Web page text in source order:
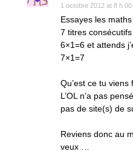
1 octobre 2012 at 8 h 00
Essayes les
7 titres
6×1=6 et attends
7×1=7
Qu’est ce tu
L’OL n’a pas
pas de site(s) de
Reviens donc au
veux …